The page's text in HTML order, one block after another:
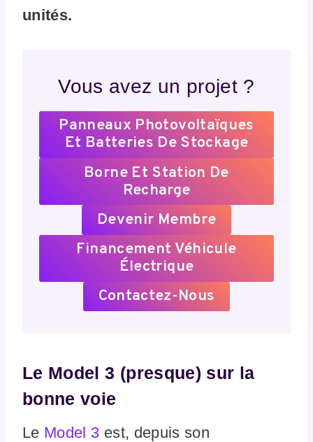
unités.
Vous avez un projet ?
Panneaux Photovoltaïques
Et Batteries De Stockage
Borne Et Station De
Recharge
Devenir Membre
Financement Véhicule
Électrique
Contactez-Nous
Le Model 3 (presque) sur la
bonne voie
Le Model 3 est, depuis son